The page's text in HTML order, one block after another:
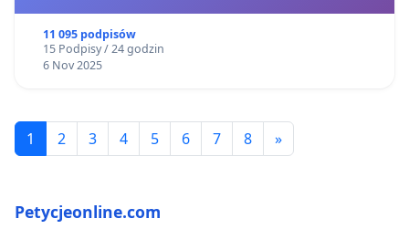
11 095 podpisów
15 Podpisy / 24 godzin
6 Nov 2025
1 2 3 4 5 6 7 8 »
Petycjeonline.com